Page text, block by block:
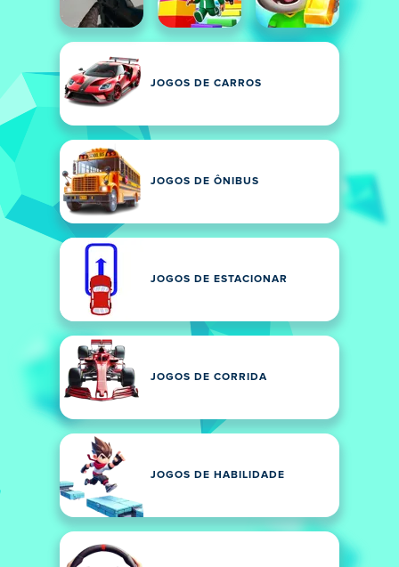
JOGOS DE CARROS
JOGOS DE ÔNIBUS
JOGOS DE ESTACIONAR
JOGOS DE CORRIDA
JOGOS DE HABILIDADE